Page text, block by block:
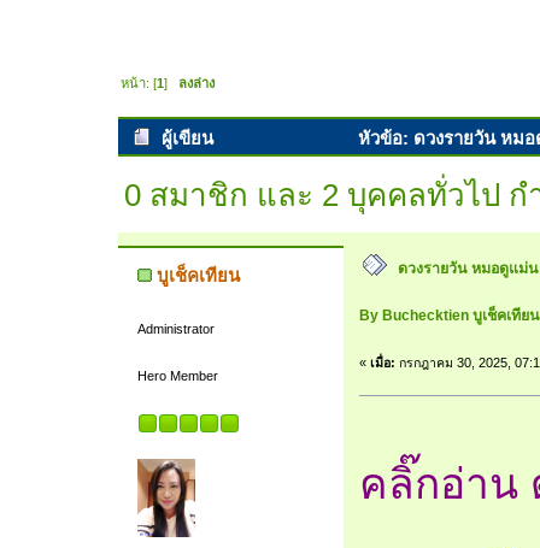
หน้า: [1] ลงล่าง
ผู้เขียน
หัวข้อ: ดวงรายวัน หม
0 สมาชิก และ 2 บุคคลทั่วไป
บูเช็คเทียน
Administrator
Hero Member
ดวงรายวัน หมอดูแม่
By Buchecktien บูเช็คเที
« เมื่อ: กรกฎาคม 30, 2025,
คลิ๊กอ่าน